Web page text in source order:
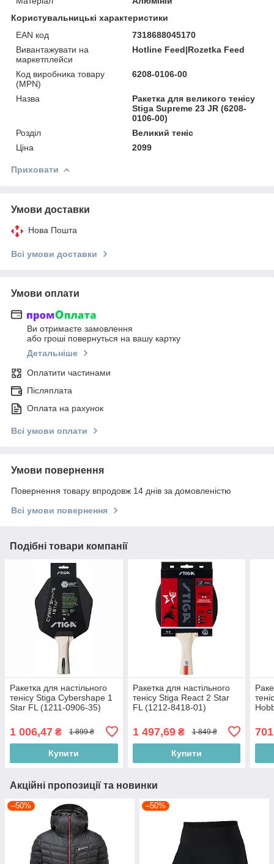
Користувальницькі характеристики
EAN код
7318688045170
Вивантажувати на
маркетплейси
Hotline Feed|Rozetka Feed
Код виробника товару
(MPN)
6208-0106-00
Назва
Ракетка для великого тенісу
Stiga Supreme 23 JR (6208-
0106-00)
Розділ
Великий теніс
Ціна
2099
Приховати
Умови доставки
Нова Пошта
Всі умови доставки
Умови оплати
Ви отримаєте замовлення
або гроші повернуться на вашу картку
Детальніше
Оплатити частинами
Післяплата
Оплата на рахунок
Всі умови оплати
Умови повернення
Повернення товару впродовж 14 днів за домовленістю
Всі умови повернення
Подібні товари компанії
Ракетка для настільного
тенісу Stiga Cybershape 1
Star FL (1211-0906-35)
1 006,47 ₴ 1 899 ₴
Купити
Ракетка для настільного
тенісу Stiga React 2 Star
FL (1212-8418-01)
1 497,69₴ 1 849 ₴
Купити
Акційні пропозиції та новинки
–50% –50%